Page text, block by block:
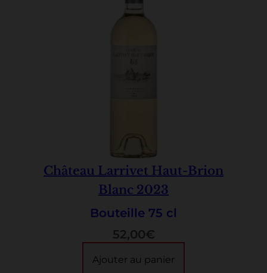
Château Larrivet Haut-Brion
Blanc 2023
Bouteille 75 cl
52,00€
Ajouter au panier